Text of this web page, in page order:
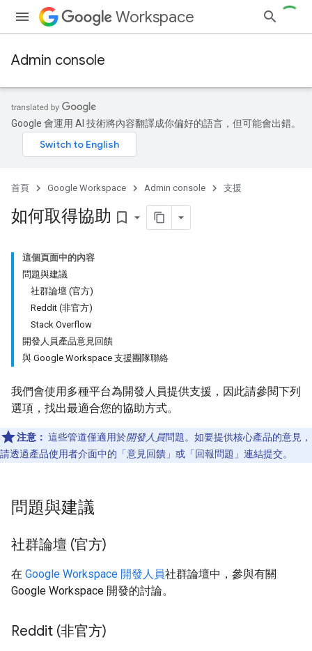
Workspace
Admin console
Google 會運用 AI 技術將內容翻譯成你偏好的語言，但可能會出錯。
首頁 Google Workspace Admin console 支援
如何取得協助 bookmark_border
這個頁面中的內容
問題與建議
社群論壇 (官方)
Reddit (非官方)
Stack Overflow
開發人員產品意見回饋
與 Google Workspace 支援團隊聯絡
我們會使用多種平台為開發人員提供支援，因此請參閱下列
選項，找出最適合您的協助方式。
注意： 這些管道僅適用於開發人員問題。如要提供核心產品的意見，
請透過產品使用者介面中的「意見回饋」 或「回報問題」 連結提交。
問題與建議
社群論壇 (官方)
在 Google Workspace 開發人員社群論壇中，參與有關
Google Workspace 開發的討論。
Reddit (非官方)